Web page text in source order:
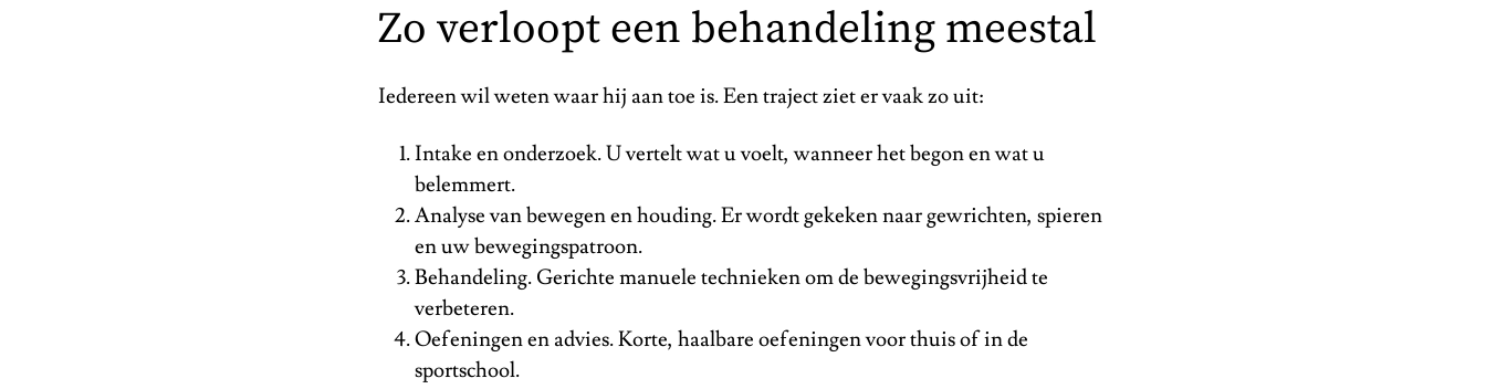
Zo verloopt een behandeling meestal
Iedereen wil weten waar hij aan toe is. Een traject ziet er vaak zo uit:
Intake en onderzoek. U vertelt wat u voelt, wanneer het begon en wat u
belemmert.
Analyse van bewegen en houding. Er wordt gekeken naar gewrichten, spieren
en uw bewegingspatroon.
Behandeling. Gerichte manuele technieken om de bewegingsvrijheid te
verbeteren.
Oefeningen en advies. Korte, haalbare oefeningen voor thuis of in de
sportschool.